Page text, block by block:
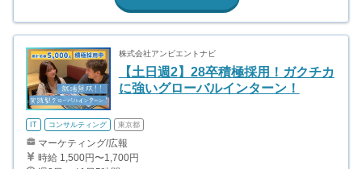
株式会社アンビエントナビ
【土日週2】28卒積極採用！ガクチカ
に強いグローバルインターン！
IT コンサルティング 東京都
マーケティング/広報
時給 1,500円〜1,700円